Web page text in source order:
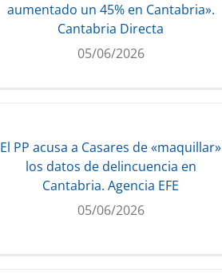
aumentado un 45% en Cantabria».
Cantabria Directa
05/06/2026
El PP acusa a Casares de «maquillar»
los datos de delincuencia en
Cantabria. Agencia EFE
05/06/2026